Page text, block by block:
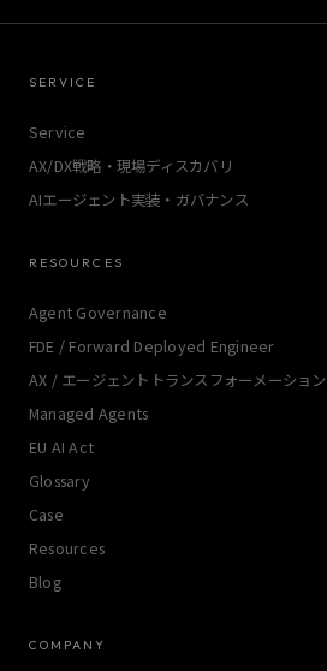
SERVICE
Service
AX/DX戦略・現場ディスカバリ
AIエージェント実装・ガバナンス
RESOURCES
Agent Governance
FDE / Forward Deployed Engineer
AX / エージェントトランスフォーメーション
Managed Agents
EU AI Act
Glossary
Case
Resources
Blog
COMPANY